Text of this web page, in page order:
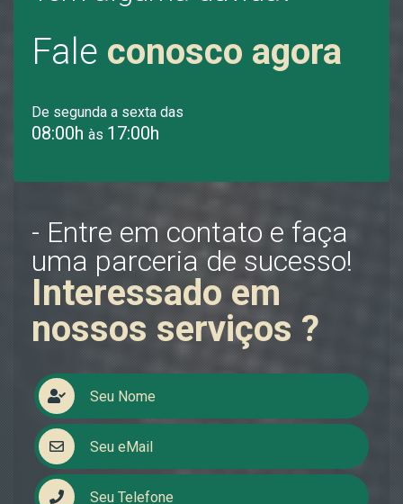
Fale conosco agora
De segunda a sexta das
08:00h às 17:00h
- Entre em contato e faça
uma parceria de sucesso!
Interessado em
nossos serviços ?